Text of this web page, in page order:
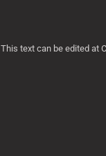
This text can be edited at